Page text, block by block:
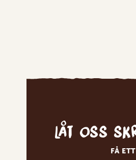
Låt oss
FÅ